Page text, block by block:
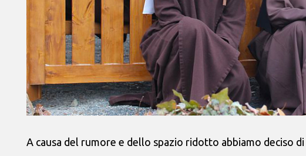
A causa del rumore e dello spazio ridotto abbiamo deciso